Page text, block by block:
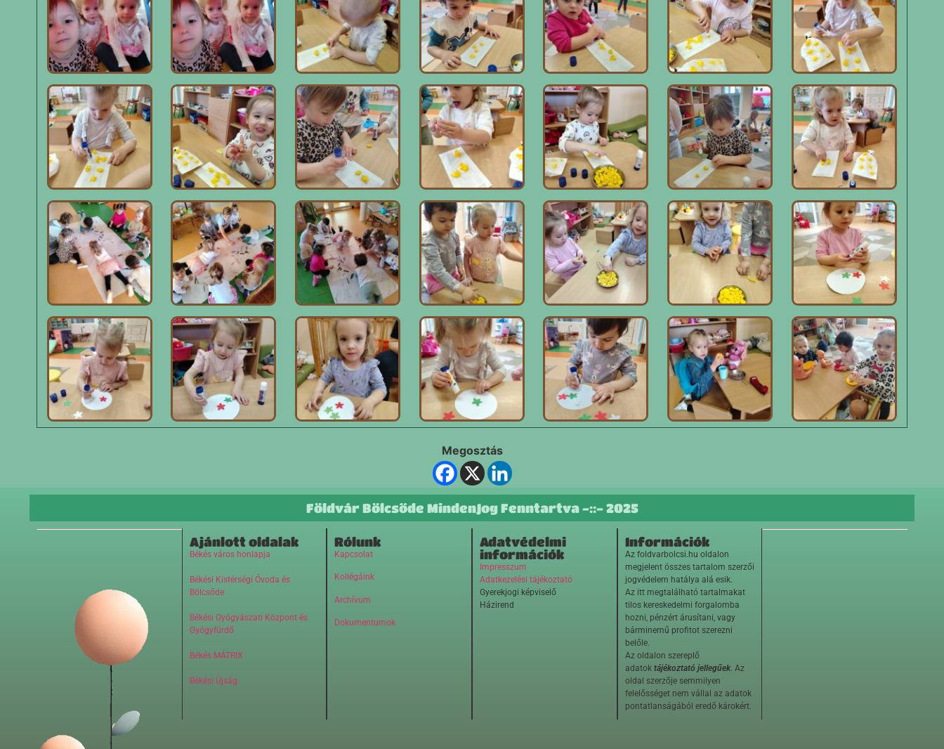
Megosztás
Földvár Bölcsőde MindenJog Fenntartva -::- 2025
Ajánlott oldalak
Békés város honlapja
Békési Kistérségi Óvoda és
Bölcsőde
Békési Gyógyászati Központ és
Gyógyfürdő
Békés MÁTRIX
Békési Újság
Rólunk
Kapcsolat
Kollégáink
Archívum
Dokumentumok
Adatvédelmi
információk
Impresszum
Adatkezelési tájékoztató
Gyerekjogi képviselő
Házirend
Információk
Az foldvarbolcsi.hu oldalon
megjelent összes tartalom szerzői
jogvédelem hatálya alá esik.
Az itt megtalálható tartalmakat
tilos kereskedelmi forgalomba
hozni, pénzért árusítani, vagy
bárminemű profitot szerezni
belőle.
Az oldalon szereplő
adatok tájékoztató jellegűek. Az
oldal szerzője semmilyen
felelősséget nem vállal az adatok
pontatlanságából eredő károkért.